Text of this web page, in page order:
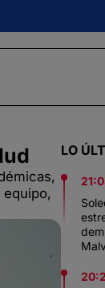
equipo,
LO